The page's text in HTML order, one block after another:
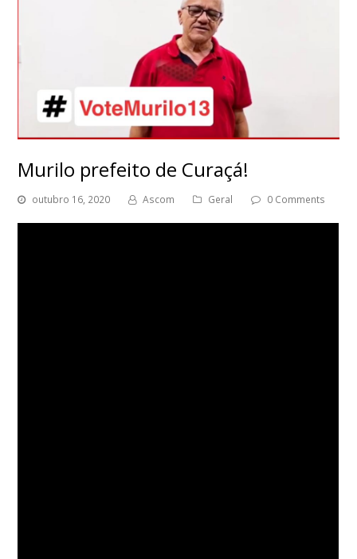
Murilo prefeito de Curaçá!
outubro 16, 2020 Ascom Geral 0 Comments